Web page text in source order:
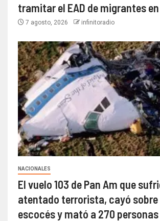
tramitar el EAD de migrantes en
7 agosto, 2026 infinitoradio
NACIONALES
El vuelo 103 de Pan Am que
atentado terrorista, cayó sobre
escocés y mató a 270 personas